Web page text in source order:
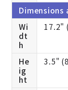
Dimensions
Wi
dt
h
17.2"
He
ig
ht
3.5"